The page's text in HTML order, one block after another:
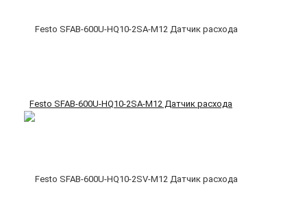
Festo SFAB-600U-HQ10-2SA-M12 Датчик расхода